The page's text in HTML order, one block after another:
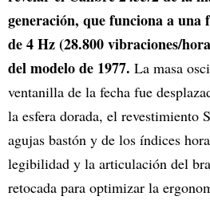
generación, que funciona a una
de 4 Hz (28.800 vibraciones/
del modelo de 1977. La masa
ventanilla de la fecha fue
la esfera dorada, el revestimiento
agujas bastón y de los índices
legibilidad y la articulación del
retocada para optimizar la